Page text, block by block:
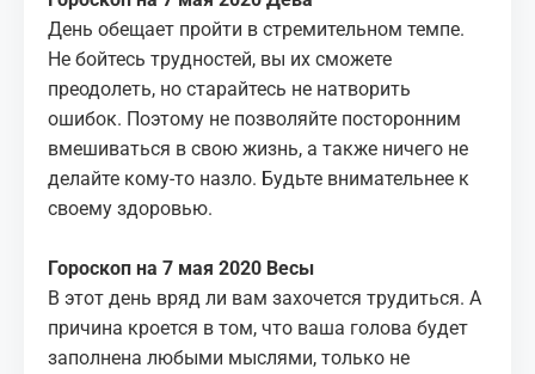
День обещает пройти в стремительном темпе.
Не бойтесь трудностей, вы их сможете
преодолеть, но старайтесь не натворить
ошибок. Поэтому не позволяйте посторонним
вмешиваться в свою жизнь, а также ничего не
делайте кому-то назло. Будьте внимательнее к
своему здоровью.
Гороскоп на 7 мая 2020 Весы
В этот день вряд ли вам захочется трудиться. А
причина кроется в том, что ваша голова будет
заполнена любыми мыслями, только не